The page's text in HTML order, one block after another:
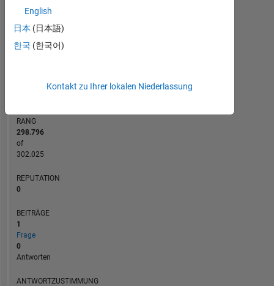
RANG
298.796
of
302.025
REPUTATION
0
BEITRÄGE
1
Frage
0
Antworten
ANTWORTZUSTIMMUNG
English
日本 (日本語)
한국 (한국어)
Kontakt zu Ihrer lokalen Niederlassung